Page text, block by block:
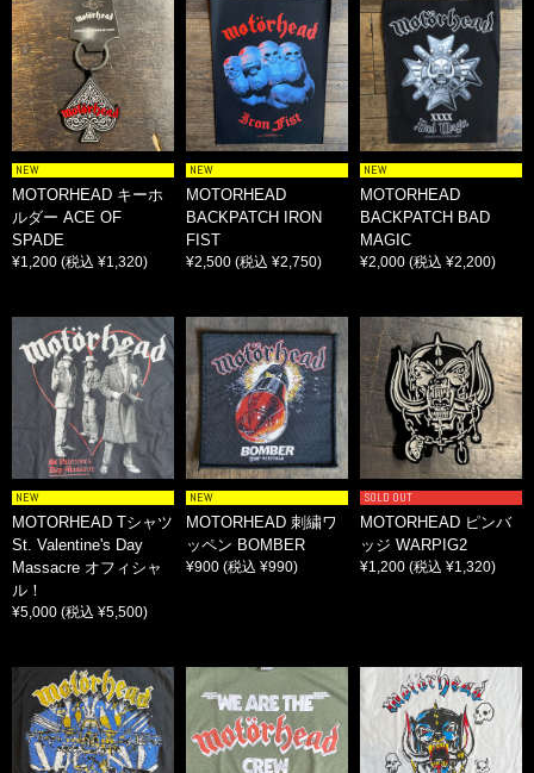
NEW
MOTORHEAD キーホ
ルダー ACE OF
SPADE
¥1,200 (税込 ¥1,320)
NEW
MOTORHEAD
BACKPATCH IRON
FIST
¥2,500 (税込 ¥2,750)
NEW
MOTORHEAD
BACKPATCH BAD
MAGIC
¥2,000 (税込 ¥2,200)
NEW
MOTORHEAD Tシャツ
St. Valentine's Day
Massacre オフィシャ
ル！
¥5,000 (税込 ¥5,500)
NEW
MOTORHEAD 刺繍ワ
ッペン BOMBER
¥900 (税込 ¥990)
SOLD OUT
MOTORHEAD ピンバ
ッジ WARPIG2
¥1,200 (税込 ¥1,320)